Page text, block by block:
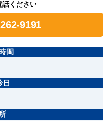
話ください
9191
間
日